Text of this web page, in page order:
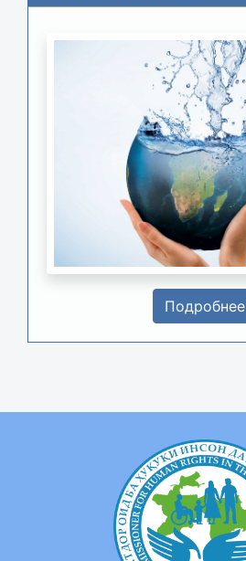
Подробнее